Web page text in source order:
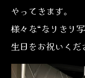
やってきます。
様々な“なりきり
生日をお祝いくだ